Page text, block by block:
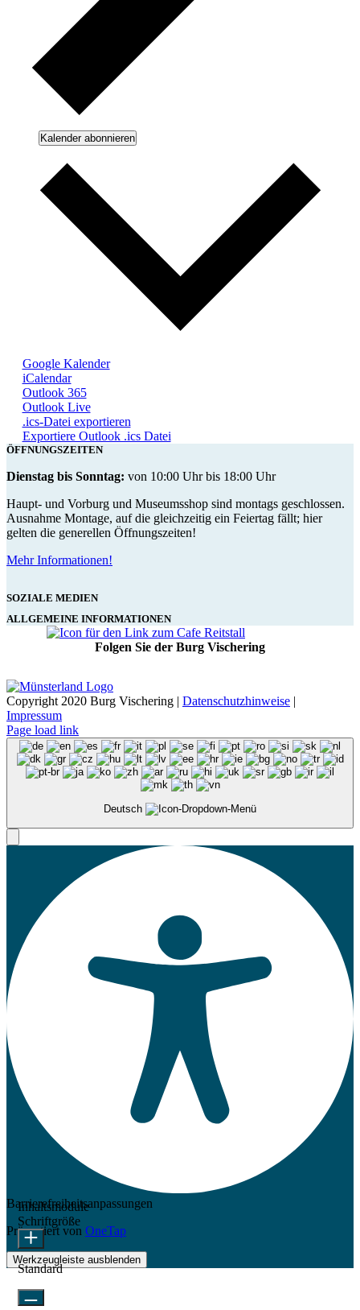
Kalender abonnieren
Google Kalender
iCalendar
Outlook 365
Outlook Live
.ics-Datei exportieren
Exportiere Outlook .ics Datei
ÖFFNUNGSZEITEN
Dienstag bis Sonntag: von 10:00 Uhr bis 18:00 Uhr
Haupt- und Vorburg und Museumsshop sind montags geschlossen.
Ausnahme Montage, auf die gleichzeitig ein Feiertag fällt; hier
gelten die generellen Öffnungszeiten!
Mehr Informationen!
SOZIALE MEDIEN
ALLGEMEINE INFORMATIONEN
Folgen Sie der Burg Vischering
Copyright 2020 Burg Vischering | Datenschutzhinweise |
Impressum
Page load link
Deutsch
Barrierefreiheitsanpassungen
Präsentiert von OneTap
Werkzeugleiste ausblenden
Inhaltsmodule
Schriftgröße
Standard